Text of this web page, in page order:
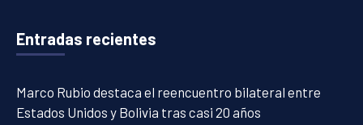
Entradas recientes
Marco Rubio destaca el reencuentro bilateral entre
Estados Unidos y Bolivia tras casi 20 años